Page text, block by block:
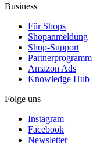
Business
Für Shops
Shopanmeldung
Shop-Support
Partnerprogramm
Amazon Ads
Knowledge Hub
Folge uns
Instagram
Facebook
Newsletter